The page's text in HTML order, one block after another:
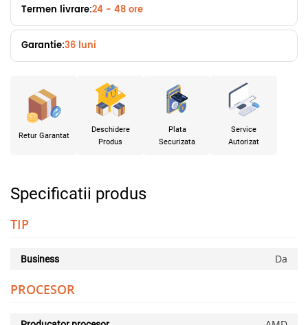
Termen livrare:24 - 48 ore
Garantie:36 luni
Retur Garantat
Deschidere
Produs
Plata
Securizata
Service
Autorizat
Specificatii produs
TIP
Business Da
PROCESOR